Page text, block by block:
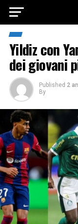
Yildiz con
dei giovani
Published 2
By